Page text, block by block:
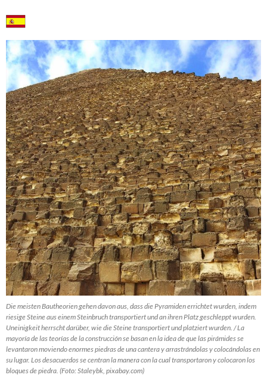
Die meisten Bautheorien gehen davon aus, dass die Pyramiden errichtet wurden, indem
riesige Steine aus einem Steinbruch transportiert und an ihren Platz geschleppt wurden.
Uneinigkeit herrscht darüber, wie die Steine transportiert und platziert wurden. / La
mayoría de las teorías de la construcción se basan en la idea de que las pirámides se
levantaron moviendo enormes piedras de una cantera y arrastrándolas y colocándolas en
su lugar. Los desacuerdos se centran la manera con la cual transportaron y colocaron los
bloques de piedra. (Foto: Staleybk, pixabay.com)